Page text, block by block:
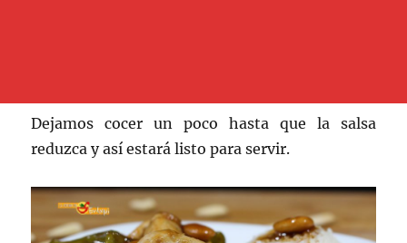
Dejamos cocer un poco hasta que la salsa
reduzca y así estará listo para servir.